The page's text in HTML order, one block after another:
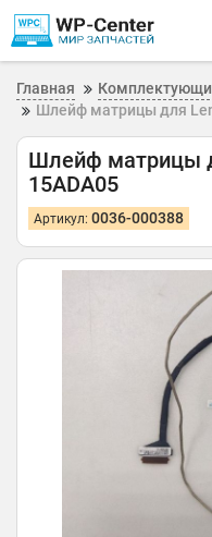
Главная
Шлейф матрицы для
Шлейф матрицы
15ADA05
Артикул: 0036-000388